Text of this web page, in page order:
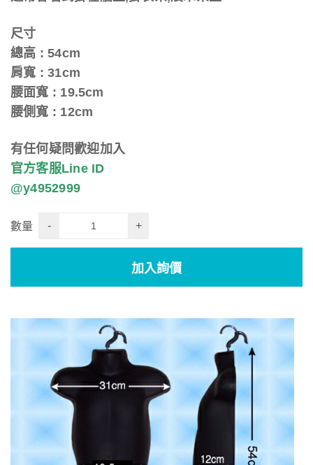
尺寸
總高 : 54cm
肩寬 : 31cm
腰面寬 : 19.5cm
腰側寬 : 12cm
有任何疑問歡迎加入
官方客服Line ID
@y4952999
數量 - +
加入詢價